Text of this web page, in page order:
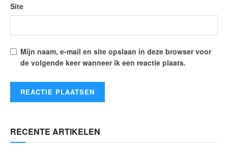
Site
Mijn naam, e-mail en site opslaan in deze browser voor
de volgende keer wanneer ik een reactie plaats.
RECENTE ARTIKELEN